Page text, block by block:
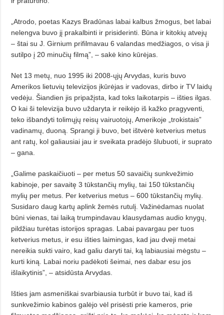
„Atrodo, poetas Kazys Bradūnas labai kalbus žmogus, bet labai
nelengva buvo jį prakalbinti ir prisiderinti. Būna ir kitokių atvejų
– štai su J. Girnium prifilmavau 6 valandas medžiagos, o visa ji
sutilpo į 20 minučių filmą”, – sakė kino kūrėjas.
Net 13 metų, nuo 1995 iki 2008-ųjų Arvydas, kuris buvo
Amerikos lietuvių televizijos įkūrėjas ir vadovas, dirbo ir TV laidų
vedėju. Šiandien jis pripažįsta, kad toks laikotarpis – išties ilgas.
O kai ši televizija buvo uždaryta ir reikėjo iš kažko pragyventi,
teko išbandyti tolimųjų reisų vairuotojų, Amerikoje „trokistais”
vadinamų, duoną. Sprangi ji buvo, bet ištvėrė ketverius metus
ant ratų, kol galiausiai jau ir sveikata pradėjo šlubuoti, ir suprato
– gana.
„Galime paskaičiuoti – per metus 50 savaičių sunkvežimio
kabinoje, per savaitę 3 tūkstančių mylių, tai 150 tūkstančių
mylių per metus. Per ketverius metus – 600 tūkstančių mylių.
Susidaro daug kartų aplink žemės rutulį. Važinėdamas nuolat
būni vienas, tai laiką trumpindavau klausydamas audio knygų,
pildžiau turėtas istorijos spragas. Labai pavargau per tuos
ketverius metus, ir esu išties laimingas, kad jau dveji metai
nereikia sukti vairo, kad galiu daryti tai, ką labiausiai mėgstu –
kurti kiną. Labai noriu padėkoti šeimai, nes dabar esu jos
išlaikytinis”, – atsidūsta Arvydas.
Išties jam asmeniškai svarbiausia turbūt ir buvo tai, kad iš
sunkvežimio kabinos galėjo vėl prisėsti prie kameros, prie